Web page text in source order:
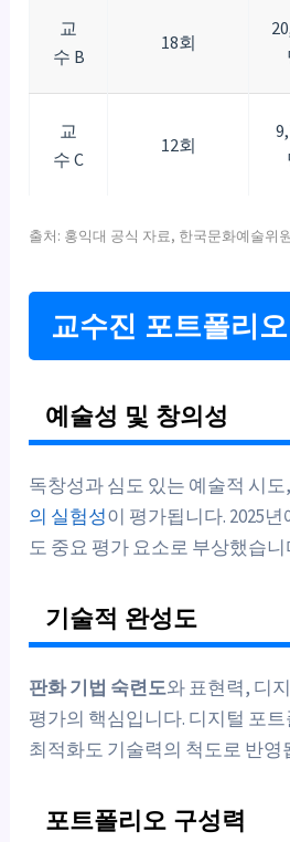
교
수 B
18회
교
수 C
12회
출처: 홍익대 공식 자료, 한국문화예술위
교수진 포트폴리
예술성 및 창의성
독창성과 심도 있는 예술적 시
의 실험성이 평가됩니다. 2025
도 중요 평가 요소로 부상했습니
기술적 완성도
판화 기법 숙련도와 표현력, 디
평가의 핵심입니다. 디지털 포
최적화도 기술력의 척도로 반영
포트폴리오 구성력